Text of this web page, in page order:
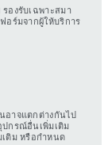
องรับเฉพาะสมา
ร์มจากผู้ให้บริการ
อาจแตกต่างกันไป
ปกรณ์อื่นเพิ่มเติม
ติม หรือกำหนด